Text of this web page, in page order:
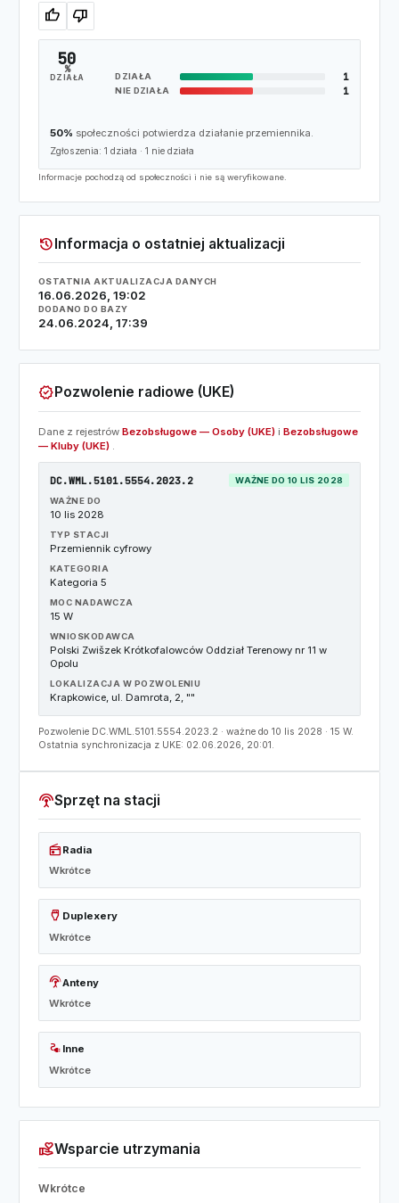
thumb_up thumb_down
50
%
DZIAŁA DZIAŁA 1
NIE DZIAŁA 1
50% społeczności potwierdza działanie przemiennika.
Zgłoszenia: 1 działa · 1 nie działa
Informacje pochodzą od społeczności i nie są weryfikowane.
history Informacja o ostatniej aktualizacji
OSTATNIA AKTUALIZACJA DANYCH
16.06.2026, 19:02
DODANO DO BAZY
24.06.2024, 17:39
verified Pozwolenie radiowe (UKE)
Dane z rejestrów Bezobsługowe — Osoby (UKE) i Bezobsługowe
— Kluby (UKE)
DC.WML.5101.5554.2023.2 WAŻNE DO 10 LIS 2028
WAŻNE DO
10 lis 2028
TYP STACJI
Przemiennik cyfrowy
KATEGORIA
Kategoria 5
MOC NADAWCZA
15 W
WNIOSKODAWCA
Polski Zwišzek Krótkofalowców Oddział Terenowy nr 11 w
Opolu
LOKALIZACJA W POZWOLENIU
Krapkowice, ul. Damrota, 2, ""
Pozwolenie DC.WML.5101.5554.2023.2 · ważne do 10 lis 2028 · 15 W.
Ostatnia synchronizacja z UKE: 02.06.2026, 20:01.
settings_input_antennaSprzęt na stacji
radioRadia
Wkrótce
settings_input_hdmi Duplexery
Wkrótce
settings_input_antennaAnteny
Wkrótce
electrical_services Inne
Wkrótce
volunteer_activismWsparcie utrzymania
Wkrótce